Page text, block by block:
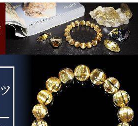
GEM REPORT
注文商品の宝石鑑別書をご用意す
ることもできます。